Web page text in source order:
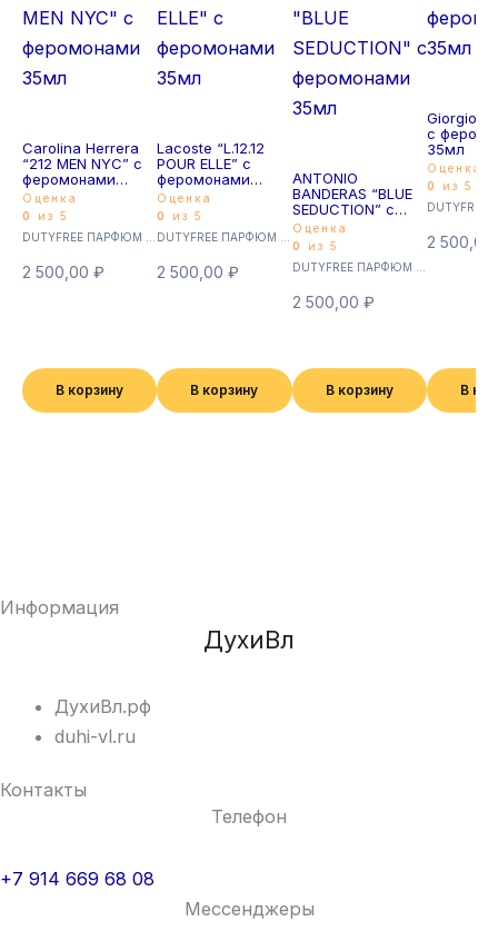
Carolina Herrera
“212 MEN NYC” с
феромонами
35мл
Оценка
0
из 5
2 500,00 ₽
В корзину
Lacoste “L.12.12
POUR ELLE” с
феромонами
35мл
Оценка
0
из 5
2 500,00₽
В корзину
ANTONIO
BANDERAS “BLUE
SEDUCTION” с
феромонами
35мл
Оценка
0
из 5
2 500,00 ₽
В корзину
Giorgio
с
35мл
Оценка
0
из 5
2 500,00
В
Информация
ДухиВл
ДухиВл.рф
duhi-vl.ru
Контакты
Телефон
+7 914 669 68 08
Мессенджеры